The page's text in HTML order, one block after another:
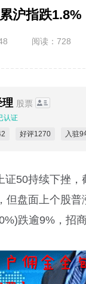
沪指跌1.8%
阅读：728
股票
认证
好评1270 入驻9
证50持续下挫
但盘面上个股普
)跌逾9%， 招